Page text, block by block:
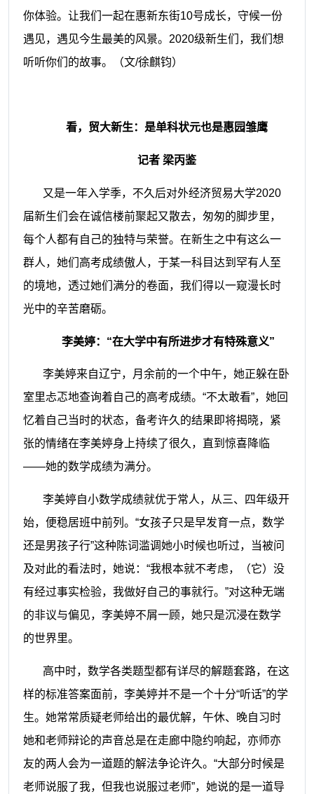
你体验。让我们一起在惠新东街10号成长，守候一份
遇见，遇见今生最美的风景。2020级新生们，我们想
听听你们的故事。（文/徐麒钧）
看，贸大新生：是单科状元也是惠园雏鹰
记者 梁丙鉴
又是一年入学季，不久后对外经济贸易大学2020
届新生们会在诚信楼前聚起又散去，匆匆的脚步里，
每个人都有自己的独特与荣誉。在新生之中有这么一
群人，她们高考成绩傲人，于某一科目达到罕有人至
的境地，透过她们满分的卷面，我们得以一窥漫长时
光中的辛苦磨砺。
李美婷：“在大学中有所进步才有特殊意义”
李美婷来自辽宁，月余前的一个中午，她正躲在卧
室里忐忑地查询着自己的高考成绩。“不太敢看”，她回
忆着自己当时的状态，备考许久的结果即将揭晓，紧
张的情绪在李美婷身上持续了很久，直到惊喜降临
——她的数学成绩为满分。
李美婷自小数学成绩就优于常人，从三、四年级开
始，便稳居班中前列。“女孩子只是早发育一点，数学
还是男孩子行”这种陈词滥调她小时候也听过，当被问
及对此的看法时，她说：“我根本就不考虑，（它）没
有经过事实检验，我做好自己的事就行。”对这种无端
的非议与偏见，李美婷不屑一顾，她只是沉浸在数学
的世界里。
高中时，数学各类题型都有详尽的解题套路，在这
样的标准答案面前，李美婷并不是一个十分“听话”的学
生。她常常质疑老师给出的最优解，午休、晚自习时
她和老师辩论的声音总是在走廊中隐约响起，亦师亦
友的两人会为一道题的解法争论许久。“大部分时候是
老师说服了我，但我也说服过老师”，她说的是一道导